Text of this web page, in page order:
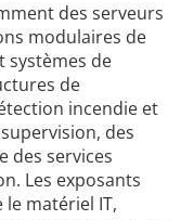
des serveurs
modulaires de
systèmes de
de
incendie et
des
des services
Les exposants
matériel IT,